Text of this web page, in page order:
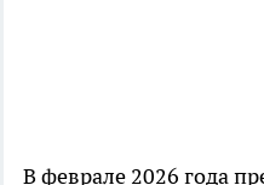
В феврале 2026 года